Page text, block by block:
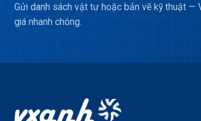
Gửi danh sách vật tư hoặc bản vẽ kỹ thuật —
giá nhanh chóng.